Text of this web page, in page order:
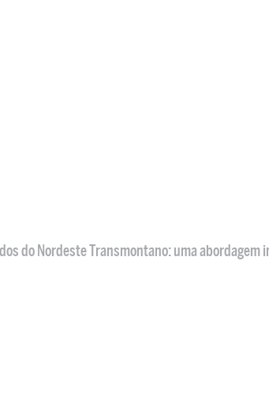
do Nordeste Transmontano: uma abordagem